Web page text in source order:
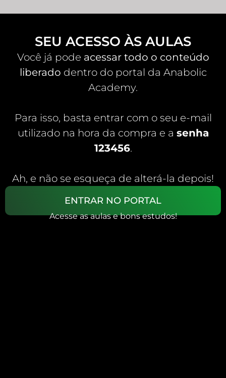
SEU ACESSO ÀS AULAS
Você já pode acessar todo o conteúdo
liberado dentro do portal da Anabolic
Academy.
Para isso, basta entrar com o seu e-mail
utilizado na hora da compra e a senha
123456.
Ah, e não se esqueça de alterá-la depois!
ENTRAR NO PORTAL
Acesse as aulas e bons estudos!